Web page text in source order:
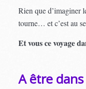
Rien que d’imaginer
tourne… et c’est au
Et vous ce voyage
A être